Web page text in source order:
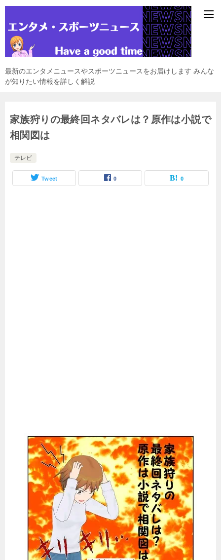
最新のエンタメニュースやスポーツニュースをお届けします みんな
が知りたい情報を詳しく解説
家族狩りの最終回ネタバレは？原作は小説で
相関図は
テレビ
Tweet 0 0